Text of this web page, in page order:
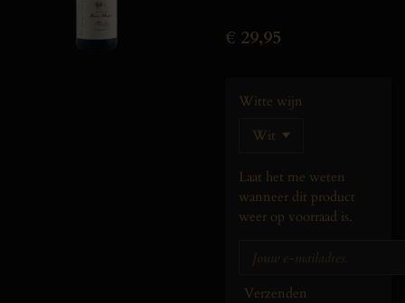
€ 29,95
Witte wijn
Laat het me weten
wanneer dit product
weer op voorraad is.
Verzenden